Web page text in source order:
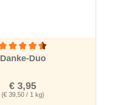
Durchschnittliche Bewertung von 4.6 von
Danke-Duo
(€ 39,50 / 1 kg)
€ 3,95